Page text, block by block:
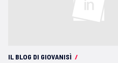
IL BLOG DI GIOVANISÌ /